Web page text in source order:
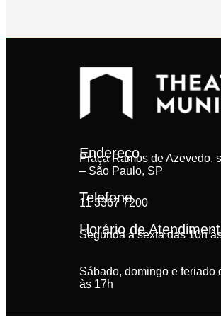
Endereço
Praça Ramos de Azevedo,
– São Paulo, SP
Telefone
11 3367 7200
Horário de
Segunda à sexta das 10h
Sábado, domingo e feriado
às 17h